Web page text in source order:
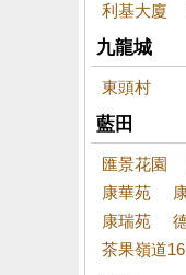
利基大廈
九龍城
東頭村
藍田
匯景花園
康華苑
康瑞苑
茶果嶺道